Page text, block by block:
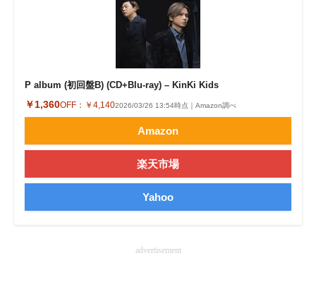
P album (初回盤B) (CD+Blu-ray) – KinKi Kids
￥1,360OFF： ￥4,1402026/03/26 13:54時点｜Amazon調べ
Amazon
楽天市場
Yahoo
advertisement